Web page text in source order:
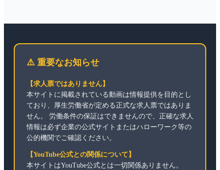
⚠️ 重要なお知らせ
【求人票ではありません】
本サイトに掲載されている動画は情報提供を目的とし
ており、厚生労働省が定める正式な求人票ではありま
せん。 労働条件の保証はできませんので、正確な求人
情報は必ず企業の公式サイトまたはハローワーク等の
公的機関でご確認ください。
【YouTube公式との関係について】
本サイトはYouTube公式とは一切関係ありません。